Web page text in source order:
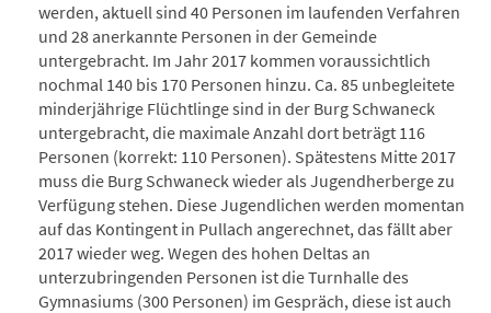
werden, aktuell sind 40 Personen im laufenden Verfahren
und 28 anerkannte Personen in der Gemeinde
untergebracht. Im Jahr 2017 kommen voraussichtlich
nochmal 140 bis 170 Personen hinzu. Ca. 85 unbegleitete
minderjährige Flüchtlinge sind in der Burg Schwaneck
untergebracht, die maximale Anzahl dort beträgt 116
Personen (korrekt: 110 Personen). Spätestens Mitte 2017
muss die Burg Schwaneck wieder als Jugendherberge zu
Verfügung stehen. Diese Jugendlichen werden momentan
auf das Kontingent in Pullach angerechnet, das fällt aber
2017 wieder weg. Wegen des hohen Deltas an
unterzubringenden Personen ist die Turnhalle des
Gymnasiums (300 Personen) im Gespräch, diese ist auch